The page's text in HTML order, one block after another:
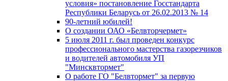
условия» постановление Госстандарта
Республики Беларусь от 26.02.2013 № 14
90-летний юбилей!
О создании ОАО «Белвторчермет»
5 июля 2011 г. был проведен конкурс
профессионального мастерства газорезчиков
и водителей автомобиля УП
"Минсквтормет"
О работе ГО "Белвтормет" за первую